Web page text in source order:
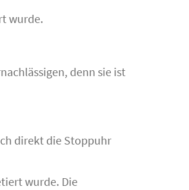
wurde.
denn sie ist
direkt die Stoppuhr
wurde. Die